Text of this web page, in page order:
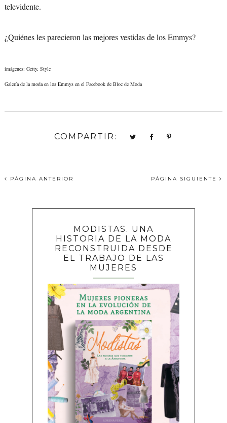
televidente.
¿Quiénes les parecieron las mejores vestidas de los Emmys?
imágenes: Getty, Style
Galería de la moda en los Emmys en el Facebook de Bloc de Moda
COMPARTIR:
PÁGINA ANTERIOR PÁGINA SIGUIENTE
MODISTAS. UNA
HISTORIA DE LA MODA
RECONSTRUIDA DESDE
EL TRABAJO DE LAS
MUJERES